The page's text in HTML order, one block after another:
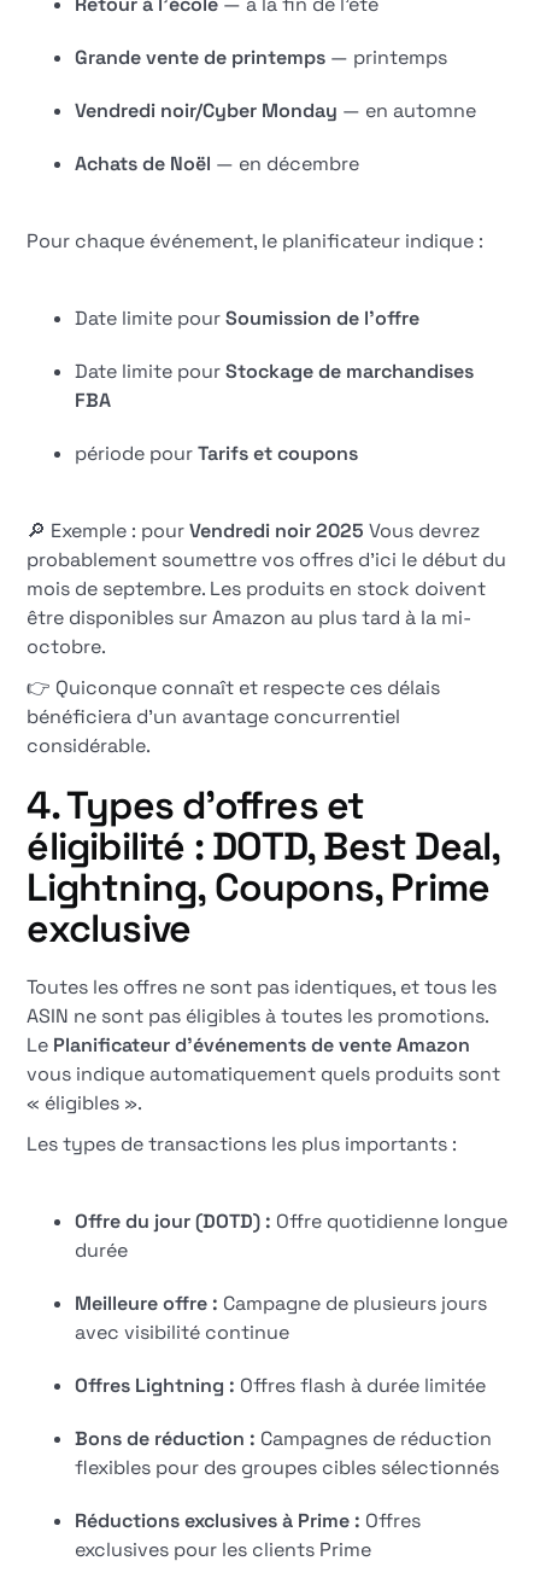
Grande vente de printemps — printemps
Vendredi noir/Cyber Monday — en automne
Achats de Noël — en décembre
Pour chaque événement, le planificateur indique :
Date limite pourSoumission de l'offre
Date limite pourStockage de marchandises
FBA
période pourTarifs et coupons
🔎 Exemple : pourVendredi noir 2025 Vous devrez
probablement soumettre vos offres d'ici le début du
mois de septembre. Les produits en stock doivent
être disponibles sur Amazon au plus tard à la mi-
octobre.
👉 Quiconque connaît et respecte ces délais
bénéficiera d'un avantage concurrentiel
considérable.
4. Types d'offres et
éligibilité : DOTD, Best Deal,
Lightning, Coupons, Prime
exclusive
Toutes les offres ne sont pas identiques, et tous les
ASIN ne sont pas éligibles à toutes les promotions.
Le Planificateur d'événements de vente Amazon
vous indique automatiquement quels produits sont
« éligibles ».
Les types de transactions les plus importants :
Offre du jour (DOTD) : Offre quotidienne longue
durée
Meilleure offre : Campagne de plusieurs jours
avec visibilité continue
Offres Lightning : Offres flash à durée limitée
Bons de réduction : Campagnes de réduction
flexibles pour des groupes cibles sélectionnés
Réductions exclusives à Prime : Offres
exclusives pour les clients Prime